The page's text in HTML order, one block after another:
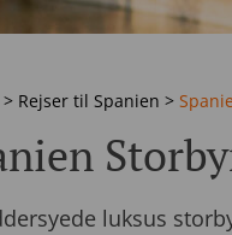
> Rejser til Spanien >
luksus